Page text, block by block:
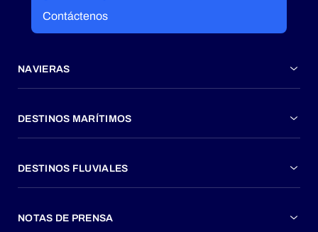
Contáctenos
NAVIERAS
DESTINOS MARÍTIMOS
DESTINOS FLUVIALES
NOTAS DE PRENSA